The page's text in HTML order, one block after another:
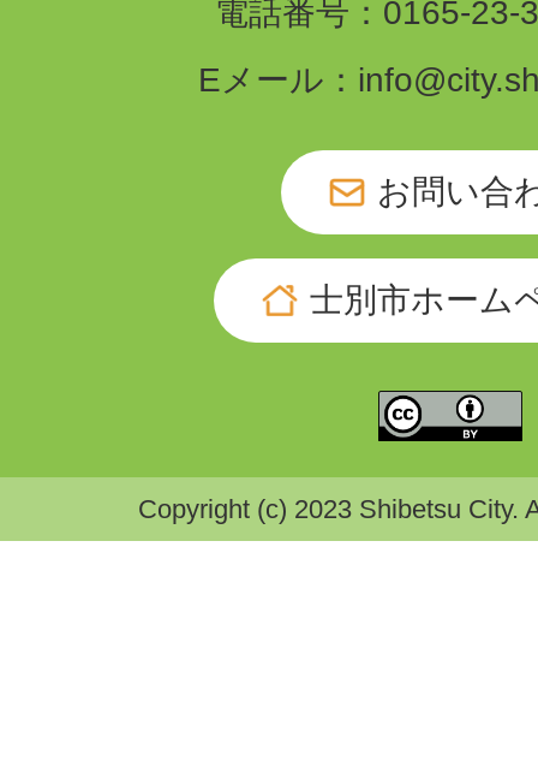
電話番号：0165-23-
Eメール：
お問い合
士別市ホーム
Copyright (c) 2023 Shibetsu City.